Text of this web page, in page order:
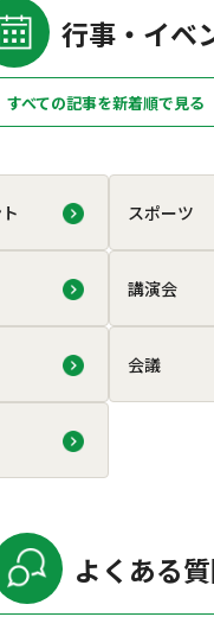
行事・イベ
すべての記事を新着順で見る
スポーツ
講演会
会議
よくある